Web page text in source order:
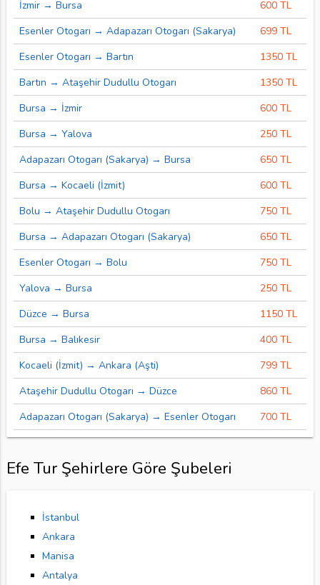
İzmir → Bursa
600 TL
Esenler Otogarı → Adapazarı Otogarı (Sakarya)
699 TL
Esenler Otogarı → Bartın
1350 TL
Bartın → Ataşehir Dudullu Otogarı
1350 TL
Bursa → İzmir
600 TL
Bursa → Yalova
250 TL
Adapazarı Otogarı (Sakarya) → Bursa
650 TL
Bursa → Kocaeli (İzmit)
600 TL
Bolu → Ataşehir Dudullu Otogarı
750 TL
Bursa → Adapazarı Otogarı (Sakarya)
650 TL
Esenler Otogarı → Bolu
750 TL
Yalova → Bursa
250 TL
Düzce → Bursa
1150 TL
Bursa → Balıkesir
400 TL
Kocaeli (İzmit) → Ankara (Aşti)
799 TL
Ataşehir Dudullu Otogarı → Düzce
860 TL
Adapazarı Otogarı (Sakarya) → Esenler Otogarı
700 TL
Efe Tur Şehirlere Göre Şubeleri
İstanbul
Ankara
Manisa
Antalya